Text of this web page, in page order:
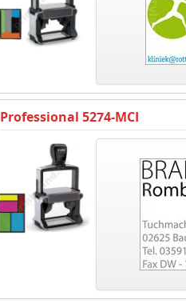
Professional 5274-MCI